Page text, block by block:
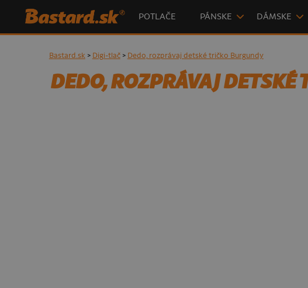
POTLAČE PÁNSKE DÁMSKE
Bastard.sk> Digi-tlač> Dedo, rozprávaj detské tričko Burgundy
DEDO, ROZPRÁVAJ DETSKÉ